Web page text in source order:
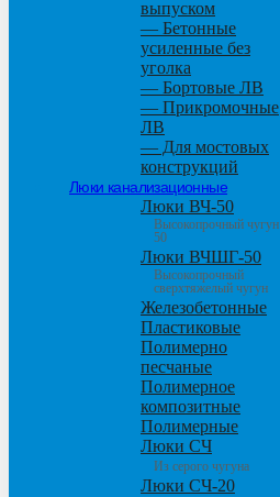
выпуском
— Бетонные
усиленные без
уголка
— Бортовые ЛВ
— Прикромочные
ЛВ
— Для мостовых
конструкций
Люки канализационные
Люки ВЧ-50
Высокопрочный чугун
50
Люки ВЧШГ-50
Высокопрочный
сверхтяжелый чугун
Железобетонные
Пластиковые
Полимерно
песчаные
Полимерное
композитные
Полимерные
Люки СЧ
Из серого чугуна
Люки СЧ-20